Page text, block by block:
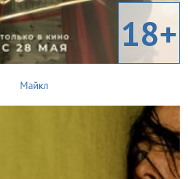
18+
Майкл